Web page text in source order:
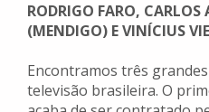
RODRIGO FARO, CARLOS
(MENDIGO) E VINÍCIUS
Encontramos três
televisão brasileira. O